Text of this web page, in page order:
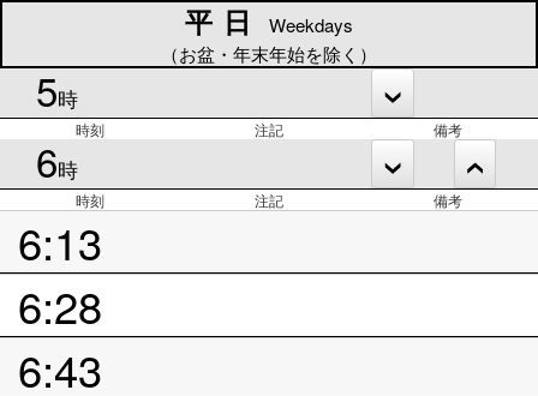
平日
Weekdays
（お盆・年末年始を除く）
5時
時刻 注記 備考
6時
時刻 注記 備考
6:13
6:28
6:43